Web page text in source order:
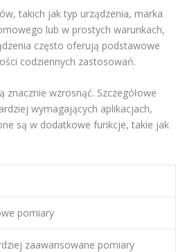
takich jak typ urządzenia, marka
lub w prostych warunkach,
często oferują podstawowe
codziennych zastosowań.
wzrosnąć. Szczegółowe
wymagających aplikacjach,
są w dodatkowe funkcje, takie jak
pomiary
zaawansowane pomiary